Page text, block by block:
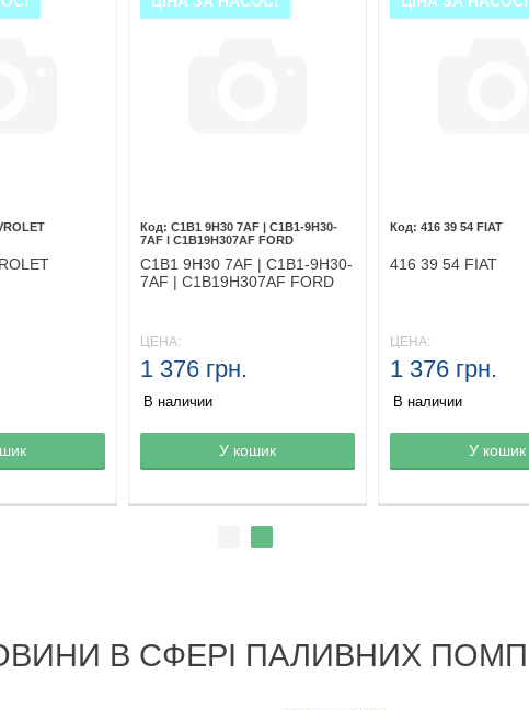
Товар в корзине
C1B1 9H30 7AF | C1B1-9H30-
7AF | C1B19H307AF FORD
C1B1 9H30 7AF | C1B1-9H30-
7AF | C1B19H307AF FORD
ЦЕНА:
1 376 грн.
В наличии
У кошик Товар в корзине
416 39 54 FIAT
416 39 54 FIAT
ЦЕНА:
1 376 грн.
В наличии
У кошик
В СФЕРІ ПАЛИВНИХ ПОМП